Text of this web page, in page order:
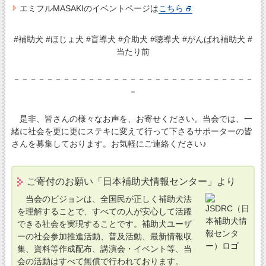
エミフルMASAKIのイベントページはこちら
#補助犬 #ほじょ犬 #盲導犬 #介助犬 #聴導犬 #がんばれ補助犬 #
当たり前
－－－－－－－－－－－－－－－－－－－－－－－－－－－－－
－
是非、皆さんの様々なお声を、お寄せください。当会では、一
緒に社会を更に更にステキに変えて行って下さるサポーターの皆
さんを募集しております。お気軽にご連絡ください♪
ご寄付のお願い「日本補助犬情報センター」より
当会のビジョンは、全国民が正しく補助犬法
を理解することで、すべての人が安心して活躍
できる社会を実現することです。補助犬ユーザ
ーの社会参加推進活動、普及活動、最新情報収
集、資料等作成配布、講演会・イベント等、当
会の活動はすべて無償で行われております。